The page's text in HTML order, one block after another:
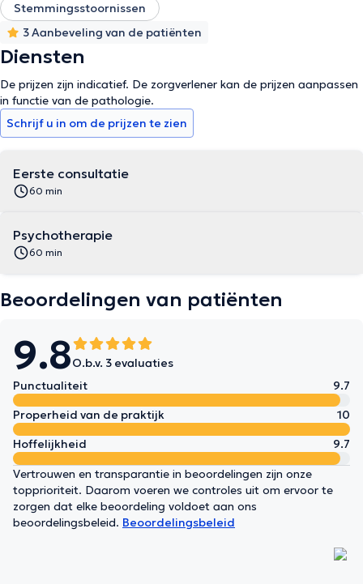
Stemmingsstoornissen
3 Aanbeveling van de patiënten
Diensten
De prijzen zijn indicatief. De zorgverlener kan de prijzen aanpassen
in functie van de pathologie.
Schrijf u in om de prijzen te zien
Eerste consultatie
60 min
Psychotherapie
60 min
Beoordelingen van patiënten
9.8O.b.v. 3 evaluaties
Punctualiteit
9.7
Properheid van de praktijk
10
Hoffelijkheid
9.7
Vertrouwen en transparantie in beoordelingen zijn onze
topprioriteit. Daarom voeren we controles uit om ervoor te
zorgen dat elke beoordeling voldoet aan ons
beoordelingsbeleid. Beoordelingsbeleid